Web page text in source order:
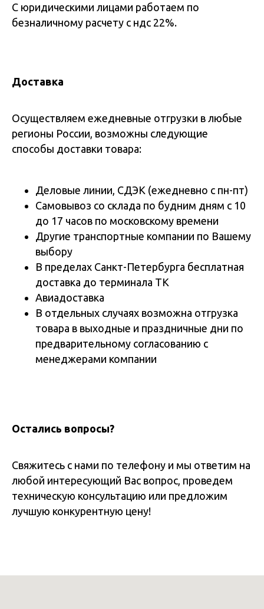
С юридическими лицами работаем по
безналичному расчету с ндс 22%.
Доставка
Осуществляем ежедневные отгрузки в любые
регионы России, возможны следующие
способы доставки товара:
Деловые линии, СДЭК (ежедневно с пн-пт)
Самовывоз со склада по будним дням с 10
до 17 часов по московскому времени
Другие транспортные компании по Вашему
выбору
В пределах Санкт-Петербурга бесплатная
доставка до терминала ТК
Авиадоставка
В отдельных случаях возможна отгрузка
товара в выходные и праздничные дни по
предварительному согласованию с
менеджерами компании
Остались вопросы?
Свяжитесь с нами по телефону и мы ответим на
любой интересующий Вас вопрос, проведем
техническую консультацию или предложим
лучшую конкурентную цену!